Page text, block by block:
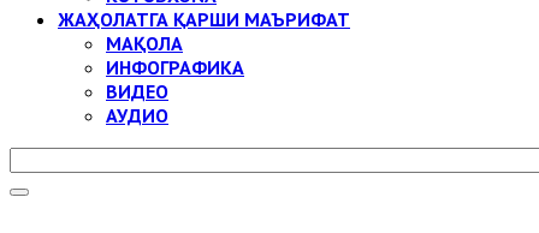
ЖАҲОЛАТГА ҚАРШИ МАЪРИФАТ
МАҚОЛА
ИНФОГРАФИКА
ВИДЕО
АУДИО